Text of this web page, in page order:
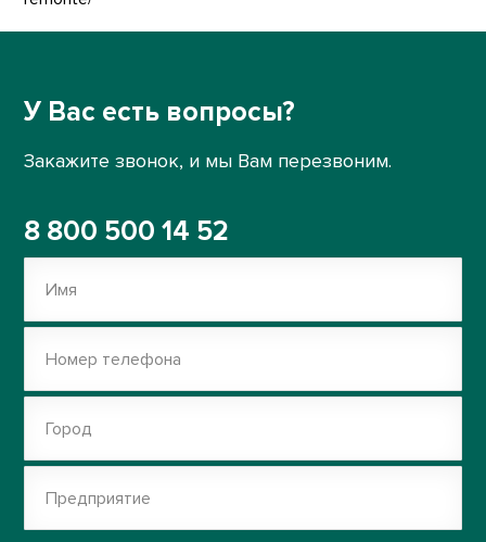
У Вас есть вопросы?
Закажите звонок, и мы Вам перезвоним.
8 800 500 14 52
Имя
Номер телефона
Город
Предприятие